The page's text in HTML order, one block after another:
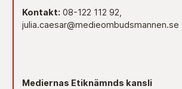
Kontakt: 08-122 112 92,
julia.caesar@medieombudsmannen.se
Mediernas Etiknämnds kansli